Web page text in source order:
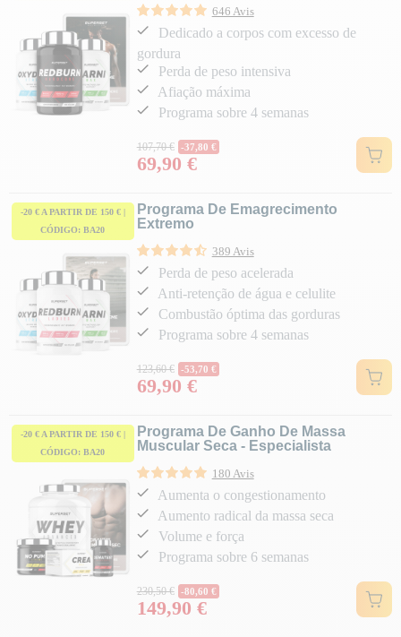
646 Avis
Dedicado a corpos com excesso de
gordura
Perda de peso intensiva
Afiação máxima
Programa sobre 4 semanas
Preço normal
107,70 € -37,80 €
Preço
69,90 €
-20 € A PARTIR DE 150 € |
CÓDIGO: BA20
Programa De Emagrecimento
Extremo
389 Avis
Perda de peso acelerada
Anti-retenção de água e celulite
Combustão óptima das gorduras
Programa sobre 4 semanas
Preço normal
123,60 € -53,70 €
Preço
69,90 €
-20 € A PARTIR DE 150 € |
CÓDIGO: BA20
Programa De Ganho De Massa
Muscular Seca - Especialista
180 Avis
Aumenta o congestionamento
Aumento radical da massa seca
Volume e força
Programa sobre 6 semanas
Preço normal
230,50 € -80,60 €
Preço
149,90 €